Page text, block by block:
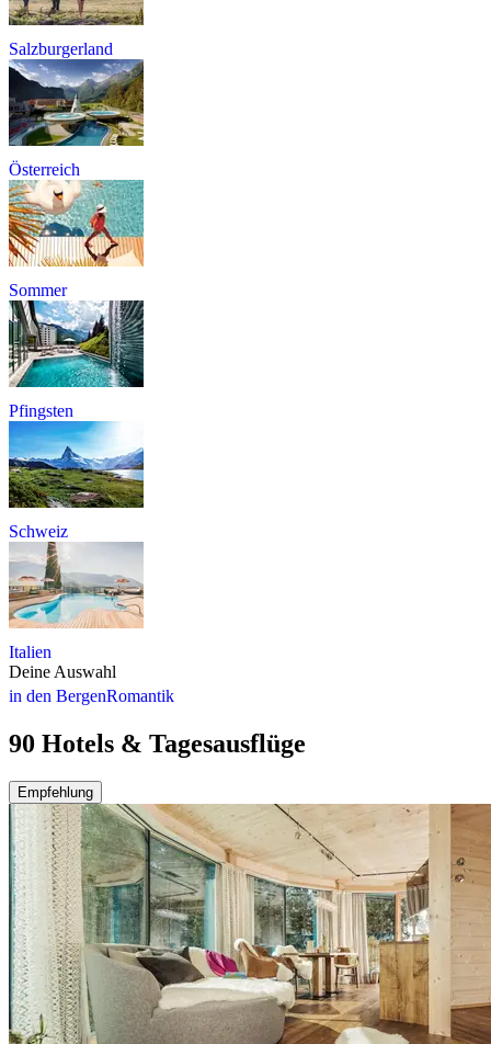
Salzburgerland
Österreich
Sommer
Pfingsten
Schweiz
Italien
Deine Auswahl
in den BergenRomantik
90 Hotels & Tagesausflüge
Empfehlung